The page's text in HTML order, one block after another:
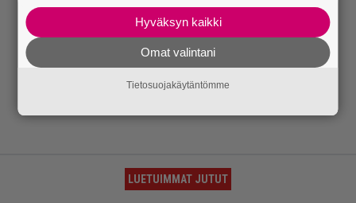
LUETUIMMAT JUTUT
Hyväksyn kaikki
Omat valintani
Tietosuojakäytäntömme